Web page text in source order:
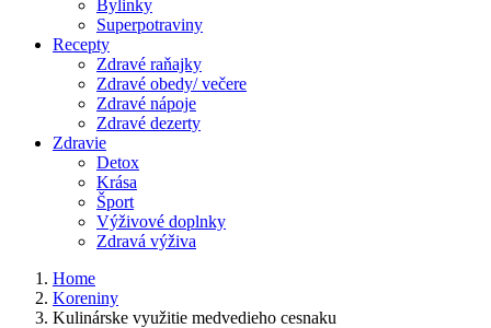
Bylinky
Superpotraviny
Recepty
Zdravé raňajky
Zdravé obedy/ večere
Zdravé nápoje
Zdravé dezerty
Zdravie
Detox
Krása
Šport
Výživové doplnky
Zdravá výživa
Home
Koreniny
Kulinárske využitie medvedieho cesnaku